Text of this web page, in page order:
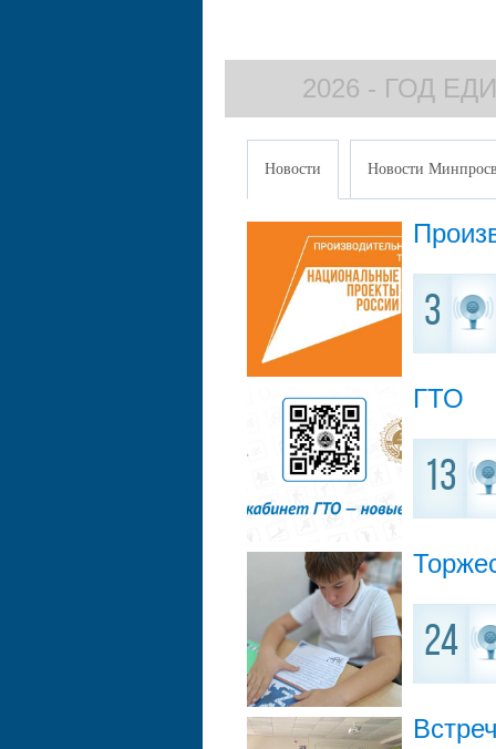
2026 - ГОД
Новости Новости
3
ГТО
13
24